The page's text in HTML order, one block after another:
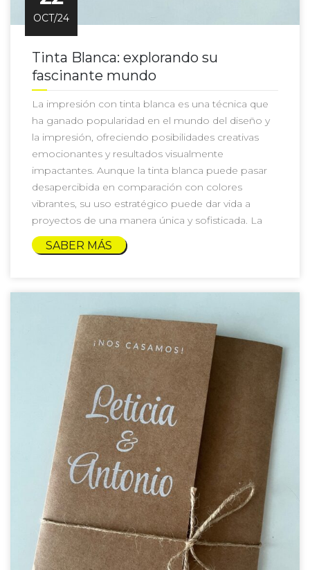
OCT/24
Tinta Blanca: explorando su
fascinante mundo
La impresión con tinta blanca es una técnica que
ha ganado popularidad en el mundo del diseño y
la impresión, ofreciendo posibilidades creativas
emocionantes y resultados visualmente
impactantes. Aunque la tinta blanca puede pasar
desapercibida en comparación con colores
vibrantes, su uso estratégico puede dar vida a
proyectos de una manera única y sofisticada. La
SABER MÁS